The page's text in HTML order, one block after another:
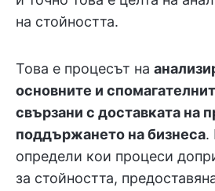
на стойността.
Това е процесът на
основните и
свързани с доставката на
поддържането на бизнеса.
определи кои процеси
за стойността,